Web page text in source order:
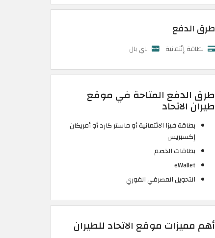
طرق الدفع
بطاقة إئتمانية باي بال
طرق الدفع المتاحة في موقع
طيران الاتحاد
بطاقة فيزا الائتمانية أو ماستر كارد أو أمريكان
إكسبريس
بطاقات الخصم
eWallet
التحويل المصرفي الفوري
أهم مميزات موقع الاتحاد للطيران